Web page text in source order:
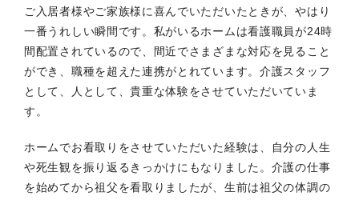
ご入居者様やご家族様に喜んでいただいたときが、やはり
一番うれしい瞬間です。私がいるホームは看護職員が24時
間配置されているので、間近でさまざまな対応を見ること
ができ、職種を超えた連携がとれています。介護スタッフ
として、人として、貴重な体験をさせていただいていま
す。
ホームでお看取りをさせていただいた経験は、自分の人生
や死生観を振り返るきっかけにもなりました。介護の仕事
を始めてから祖父を看取りましたが、生前は祖父の体調の